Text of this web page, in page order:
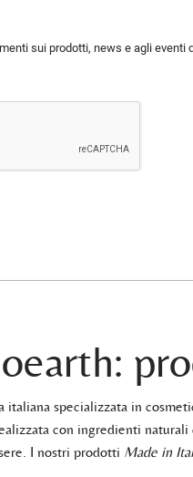
sui prodotti, news e agli eventi
italiana specializzata in
con ingredienti naturali
I nostri prodotti Made in